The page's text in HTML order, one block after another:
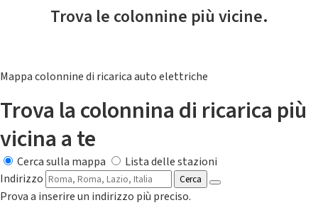
Trova le colonnine più vicine.
Mappa colonnine di ricarica auto elettriche
Trova la colonnina di ricarica più
vicina a te
Cerca sulla mappa
Lista delle stazioni
Indirizzo
Cerca
Prova a inserire un indirizzo più preciso.